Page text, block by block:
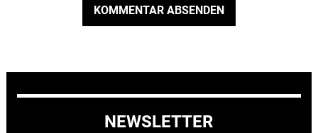
KOMMENTAR ABSENDEN
NEWSLETTER